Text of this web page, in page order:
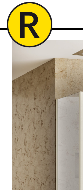
Home /